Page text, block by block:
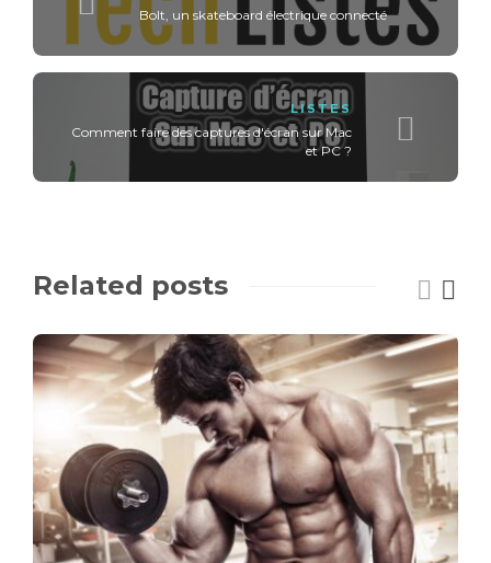
Bolt, un skateboard électrique connecté
LISTES
Comment faire des captures d'écran sur Mac
et PC ?
Related posts